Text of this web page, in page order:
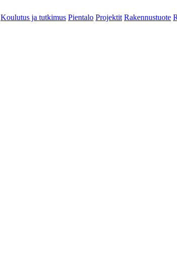
Koulutus ja tutkimus Pientalo Projektit Rakennustuote